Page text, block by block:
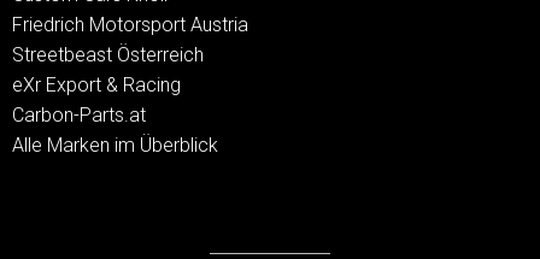
Friedrich Motorsport Austria
Streetbeast Österreich
eXr Export & Racing
Carbon-Parts.at
Alle Marken im Überblick